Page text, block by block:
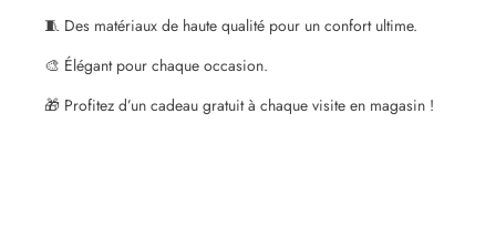
🧵 Des matériaux de haute qualité pour un confort ultime.
🎨 Élégant pour chaque occasion.
🎁 Profitez d’un cadeau gratuit à chaque visite en magasin !